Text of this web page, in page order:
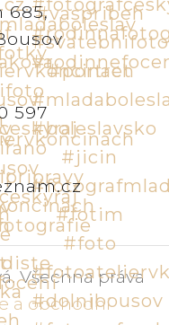
685,
597
.Všechna práva
a obchodní